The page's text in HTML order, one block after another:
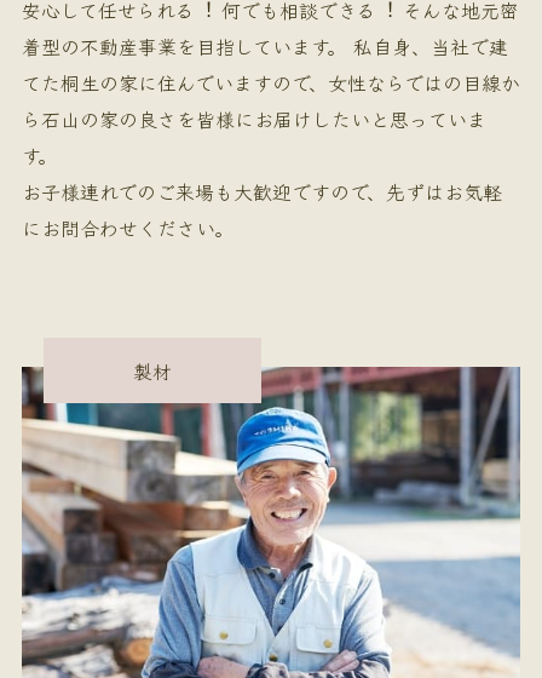
安心して任せられる︕ 何でも相談できる︕ そんな地元密
着型の不動産事業を目指しています。 私自身、当社で建
てた桐生の家に住んでいますので、女性ならではの目線か
ら石山の家の良さを皆様にお届けしたいと思っていま
す。
お子様連れでのご来場も大歓迎ですので、先ずはお気軽
にお問合わせください。
製材